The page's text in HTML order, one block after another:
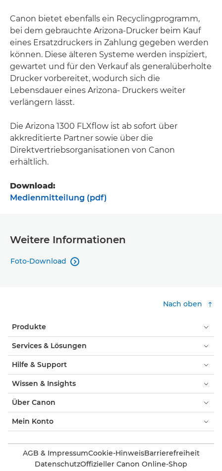
Canon bietet ebenfalls ein Recyclingprogramm,
bei dem gebrauchte Arizona-Drucker beim Kauf
eines Ersatzdruckers in Zahlung gegeben werden
können. Diese älteren Systeme werden inspiziert,
gewartet und für den Verkauf als generalüberholte
Drucker vorbereitet, wodurch sich die
Lebensdauer eines Arizona- Druckers weiter
verlängern lässt.
Die Arizona 1300 FLXflow ist ab sofort über
akkreditierte Partner sowie über die
Direktvertriebsorganisationen von Canon
erhältlich.
Download:
Medienmitteilung (pdf)
Weitere Informationen
Foto-Download 
Nach oben
Produkte
Services & Lösungen
Hilfe & Support
Wissen & Insights
Über Canon
Mein Konto
AGB & ImpressumCookie-HinweisBarrierefreiheit
DatenschutzOffizieller Canon Online-Shop